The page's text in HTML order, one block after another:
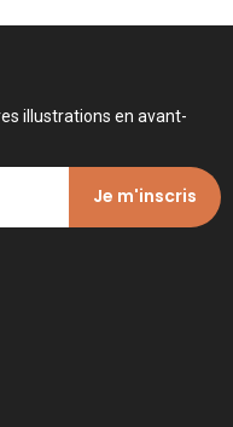
illustrations en avant-
Je m'inscris